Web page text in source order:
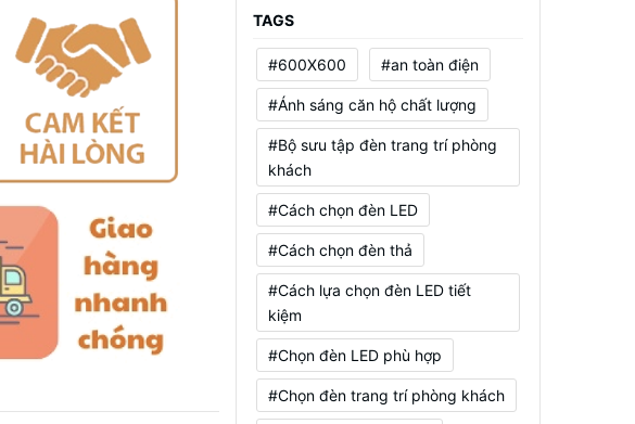
TAGS
#600X600 #an toàn điện
#Ánh sáng căn hộ chất lượng
#Bộ sưu tập đèn trang trí phòng
khách
#Cách chọn đèn LED
#Cách chọn đèn thả
#Cách lựa chọn đèn LED tiết
kiệm
#Chọn đèn LED phù hợp
#Chọn đèn trang trí phòng khách